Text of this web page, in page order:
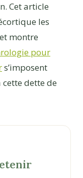
Cet article
les
montre
pour
s’imposent
dette de